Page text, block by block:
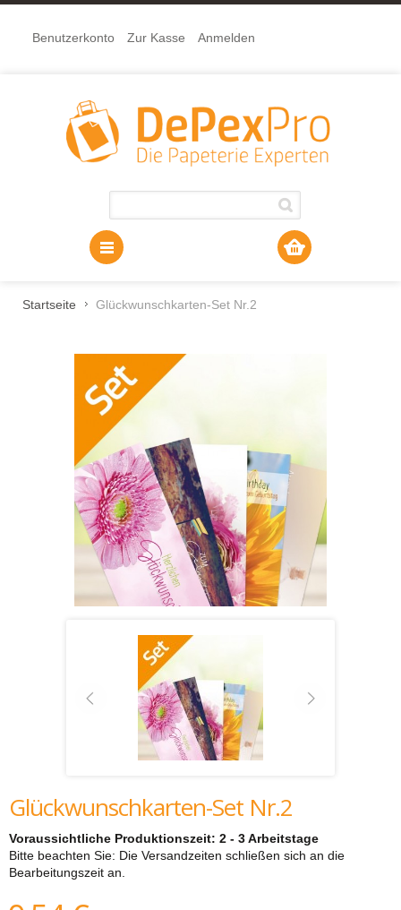
Benutzerkonto Zur Kasse Anmelden
Startseite Glückwunschkarten-Set Nr.2
Glückwunschkarten-Set Nr.2
Voraussichtliche Produktionszeit: 2 - 3 Arbeitstage
Bitte beachten Sie: Die Versandzeiten schließen sich an die
Bearbeitungszeit an.